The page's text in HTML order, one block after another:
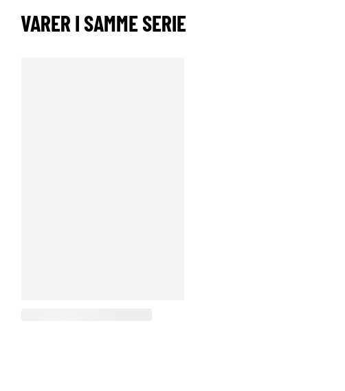
VARER I SAMME SERIE